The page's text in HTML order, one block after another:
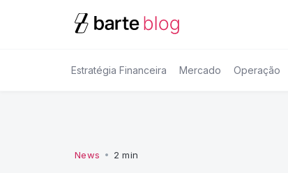
Estratégia Financeira Mercado Operação
News • 2 min